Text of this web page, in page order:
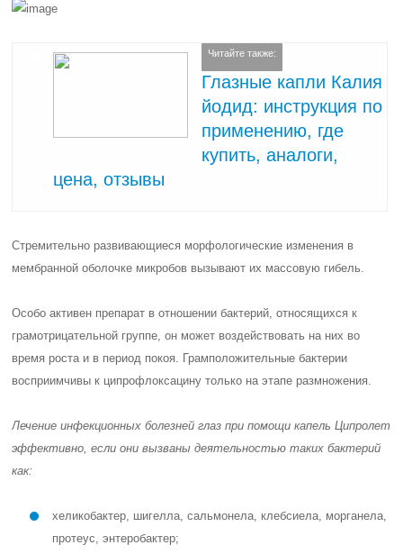
Читайте также:
Глазные капли Калия
йодид: инструкция по
применению, где
купить, аналоги,
цена, отзывы
Стремительно развивающиеся морфологические изменения в
мембранной оболочке микробов вызывают их массовую гибель.
Особо активен препарат в отношении бактерий, относящихся к
грамотрицательной группе, он может воздействовать на них во
время роста и в период покоя. Грамположительные бактерии
восприимчивы к ципрофлоксацину только на этапе размножения.
Лечение инфекционных болезней глаз при помощи капель Ципролет
эффективно, если они вызваны деятельностью таких бактерий
как:
хеликобактер, шигелла, сальмонела, клебсиела, морганела,
протеус, энтеробактер;